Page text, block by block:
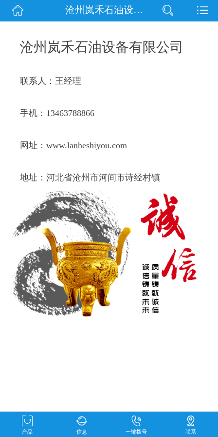
网站首页
沧州岚禾石油设备有限公司
沧州岚禾石油设备有限公司
联系人：王经理
手机：13463788866
网址：www.lanheshiyou.com
地址：河北省沧州市河间市诗经村镇
产品 信息 一键拨号 联系